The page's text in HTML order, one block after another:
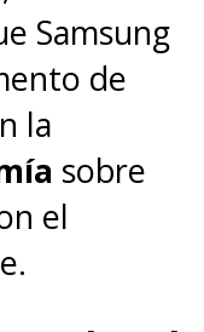
Samsung
de
la
sobre
el